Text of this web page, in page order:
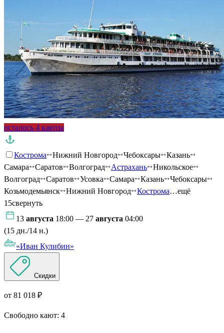
осталось 4 каюты
Кострома Нижний Новгород Чебоксары
Казань
Самара
Саратов Волгоград Астрахань
Никольское
Волгоград
Саратов Усовка Самара Казань
Чебоксары
Козьмодемьянск
Нижний Новгород Кострома…ещё
15свернуть
13 августа 18:00 — 27 августа 04:00
(15 дн./14 н.)
«Иван Кулибин»
Скидки
от 81 018 ₽
Свободно кают: 4